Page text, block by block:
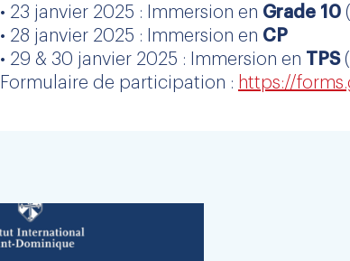
• 23 janvier 2025 : Immersion en Grade 10
• 28 janvier 2025 : Immersion en CP
• 29 & 30 janvier 2025 : Immersion en
TPS
Formulaire de participation : https://